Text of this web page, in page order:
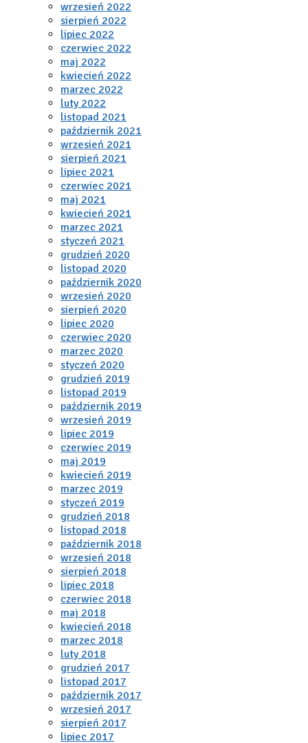
wrzesień 2022
sierpień 2022
lipiec 2022
czerwiec 2022
maj 2022
kwiecień 2022
marzec 2022
luty 2022
listopad 2021
październik 2021
wrzesień 2021
sierpień 2021
lipiec 2021
czerwiec 2021
maj 2021
kwiecień 2021
marzec 2021
styczeń 2021
grudzień 2020
listopad 2020
październik 2020
wrzesień 2020
sierpień 2020
lipiec 2020
czerwiec 2020
marzec 2020
styczeń 2020
grudzień 2019
listopad 2019
październik 2019
wrzesień 2019
lipiec 2019
czerwiec 2019
maj 2019
kwiecień 2019
marzec 2019
styczeń 2019
grudzień 2018
listopad 2018
październik 2018
wrzesień 2018
sierpień 2018
lipiec 2018
czerwiec 2018
maj 2018
kwiecień 2018
marzec 2018
luty 2018
grudzień 2017
listopad 2017
październik 2017
wrzesień 2017
sierpień 2017
lipiec 2017